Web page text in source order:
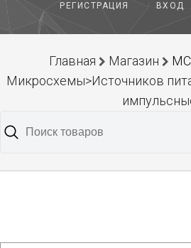
РЕГИСТРАЦИЯ ВХОД
Главная Магазин
Микросхемы>Источников